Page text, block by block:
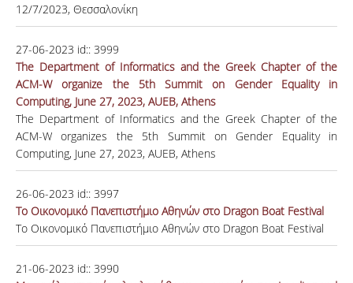
12/7/2023, Θεσσαλονίκη
27-06-2023 id:: 3999
The Department of Informatics and the Greek Chapter of the
ACM-W organize the 5th Summit on Gender Equality in
Computing, June 27, 2023, AUEB, Athens
The Department of Informatics and the Greek Chapter of the
ACM-W organizes the 5th Summit on Gender Equality in
Computing, June 27, 2023, AUEB, Athens
26-06-2023 id:: 3997
Το Οικονομικό Πανεπιστήμιο Αθηνών στο Dragon Boat Festival
Το Οικονομικό Πανεπιστήμιο Αθηνών στο Dragon Boat Festival
21-06-2023 id:: 3990